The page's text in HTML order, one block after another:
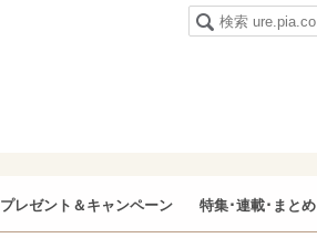
プレゼント＆キャンペーン 特集･連載･まとめ